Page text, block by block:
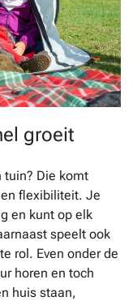
groeit
tuin? Die komt
flexibiliteit. Je
en kunt op elk
speelt ook
rol. Even onder de
horen en toch
huis staan,